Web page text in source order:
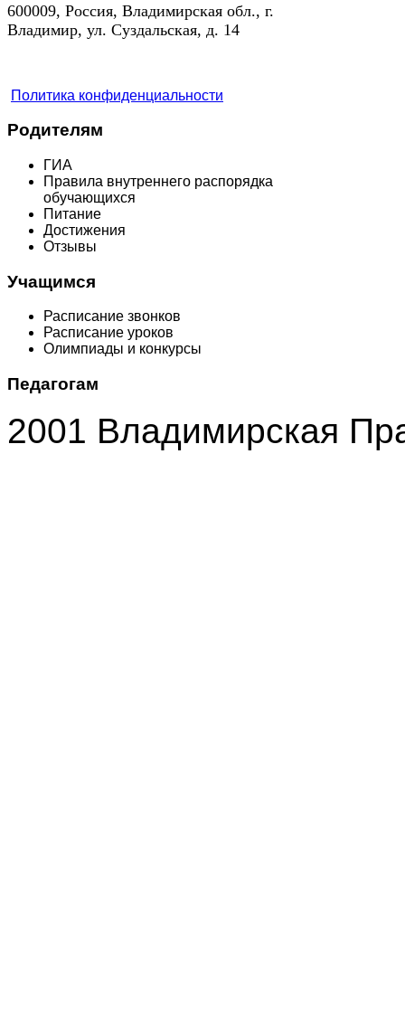
600009, Россия, Владимирская обл., г.
Владимир, ул. Суздальская, д. 14
Политика конфиденциальности
Родителям
ГИА
Правила внутреннего распорядка
обучающихся
Питание
Достижения
Отзывы
Учащимся
Расписание звонков
Расписание уроков
Олимпиады и конкурсы
Педагогам
2001 Владимирская